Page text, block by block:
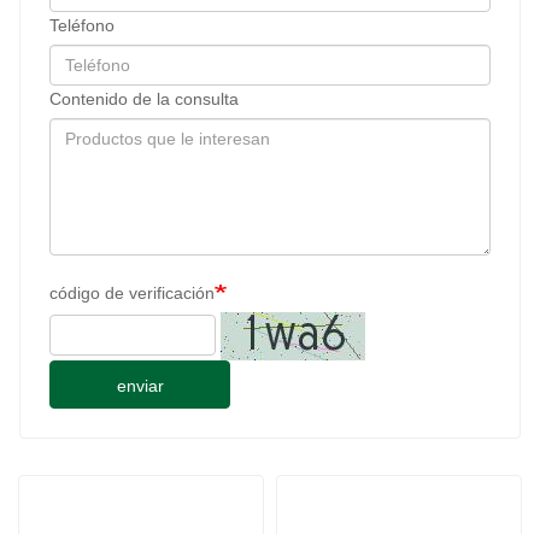
Teléfono
Contenido de la consulta
código de verificación
enviar